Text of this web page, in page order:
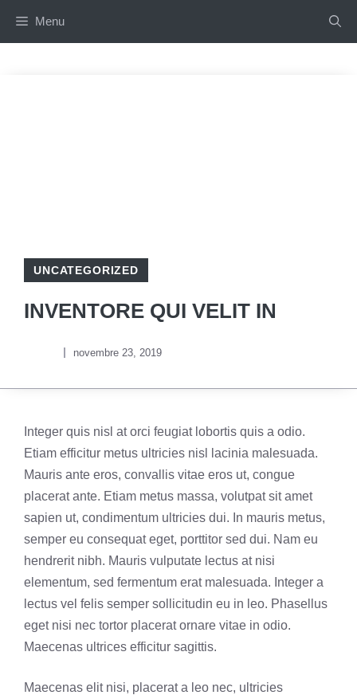
Menu
UNCATEGORIZED
INVENTORE QUI VELIT IN
novembre 23, 2019
Integer quis nisl at orci feugiat lobortis quis a odio.
Etiam efficitur metus ultricies nisl lacinia malesuada.
Mauris ante eros, convallis vitae eros ut, congue
placerat ante. Etiam metus massa, volutpat sit amet
sapien ut, condimentum ultricies dui. In mauris metus,
semper eu consequat eget, porttitor sed dui. Nam eu
hendrerit nibh. Mauris vulputate lectus at nisi
elementum, sed fermentum erat malesuada. Integer a
lectus vel felis semper sollicitudin eu in leo. Phasellus
eget nisi nec tortor placerat ornare vitae in odio.
Maecenas ultrices efficitur sagittis.
Maecenas elit nisi, placerat a leo nec, ultricies